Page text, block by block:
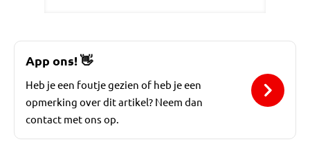
App ons!👋
Heb je een foutje gezien of heb je een
opmerking over dit artikel? Neem dan
contact met ons op.